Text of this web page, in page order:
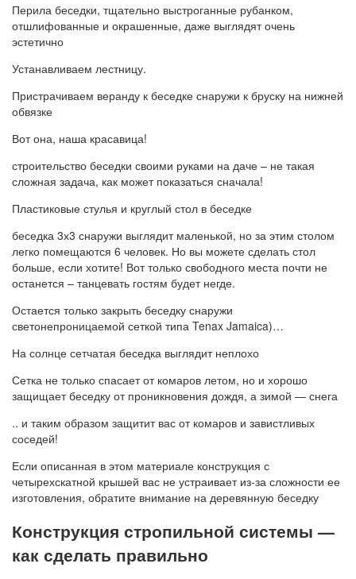
Перила беседки, тщательно выстроганные рубанком,
отшлифованные и окрашенные, даже выглядят очень
эстетично
Устанавливаем лестницу.
Пристрачиваем веранду к беседке снаружи к бруску на нижней
обвязке
Вот она, наша красавица!
строительство беседки своими руками на даче – не такая
сложная задача, как может показаться сначала!
Пластиковые стулья и круглый стол в беседке
беседка 3х3 снаружи выглядит маленькой, но за этим столом
легко помещаются 6 человек. Но вы можете сделать стол
больше, если хотите! Вот только свободного места почти не
останется – танцевать гостям будет негде.
Остается только закрыть беседку снаружи
светонепроницаемой сеткой типа Tenax Jamaica)…
На солнце сетчатая беседка выглядит неплохо
Сетка не только спасает от комаров летом, но и хорошо
защищает беседку от проникновения дождя, а зимой — снега
.. и таким образом защитит вас от комаров и завистливых
соседей!
Если описанная в этом материале конструкция с
четырехскатной крышей вас не устраивает из-за сложности ее
изготовления, обратите внимание на деревянную беседку
Конструкция стропильной системы —
как сделать правильно